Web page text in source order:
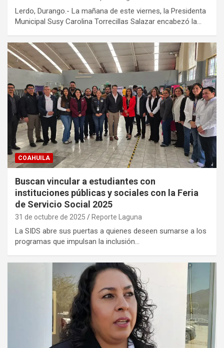
Lerdo, Durango.- La mañana de este viernes, la Presidenta
Municipal Susy Carolina Torrecillas Salazar encabezó la…
COAHUILA
Buscan vincular a estudiantes con
instituciones públicas y sociales con la Feria
de Servicio Social 2025
31 de octubre de 2025 Reporte Laguna
La SIDS abre sus puertas a quienes deseen sumarse a los
programas que impulsan la inclusión…